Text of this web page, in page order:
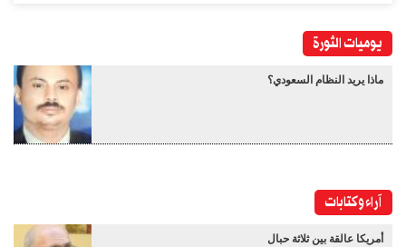
يوميات الثورة
ماذا يريد النظام السعودي؟
آراء وكتابات
أمريكا عالقة بين ثلاثة حبال